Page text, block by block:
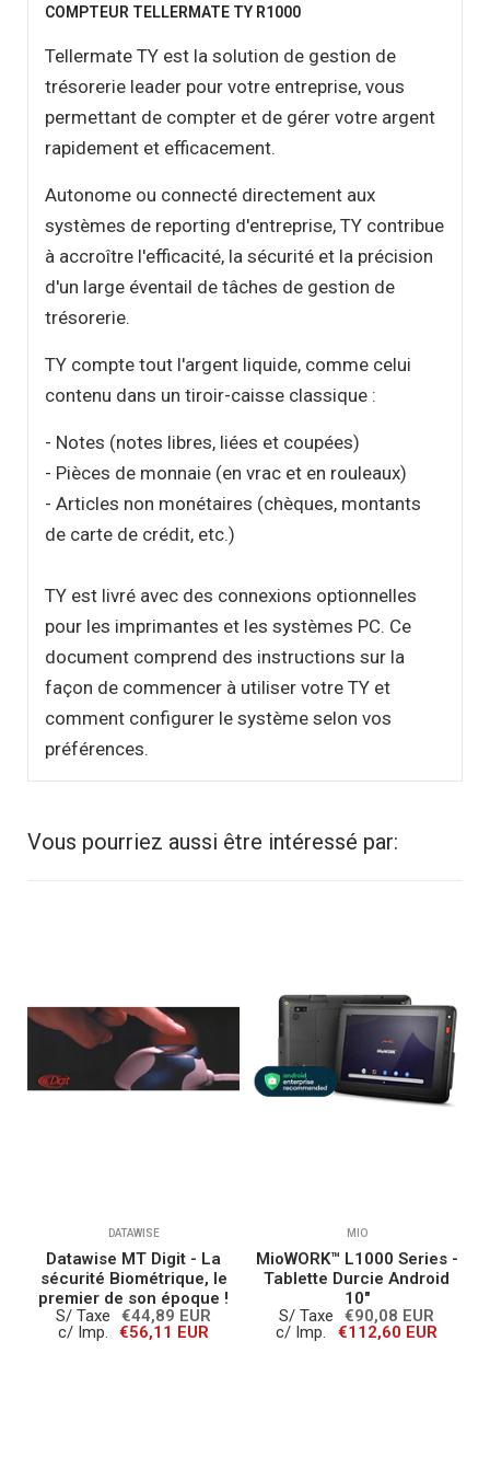
COMPTEUR TELLERMATE TY R1000
Tellermate TY est la solution de gestion de
trésorerie leader pour votre entreprise, vous
permettant de compter et de gérer votre argent
rapidement et efficacement.
Autonome ou connecté directement aux
systèmes de reporting d'entreprise, TY contribue
à accroître l'efficacité, la sécurité et la précision
d'un large éventail de tâches de gestion de
trésorerie.
TY compte tout l'argent liquide, comme celui
contenu dans un tiroir-caisse classique :
- Notes (notes libres, liées et coupées)
- Pièces de monnaie (en vrac et en rouleaux)
- Articles non monétaires (chèques, montants
de carte de crédit, etc.)
TY est livré avec des connexions optionnelles
pour les imprimantes et les systèmes PC. Ce
document comprend des instructions sur la
façon de commencer à utiliser votre TY et
comment configurer le système selon vos
préférences.
Vous pourriez aussi être intéressé par:
DATAWISE
Datawise MT Digit - La
sécurité Biométrique, le
premier de son époque !
S/ Taxe
€44,89 EUR
c/ Imp.
€56,11 EUR
MIO
MioWORK™ L1000 Series -
Tablette Durcie Android
10"
S/ Taxe
€90,08 EUR
c/ Imp.
€112,60 EUR